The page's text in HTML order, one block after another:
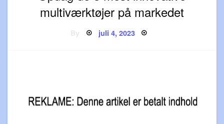
multiværktøjer på markedet
Posted
on
juli 4, 2023